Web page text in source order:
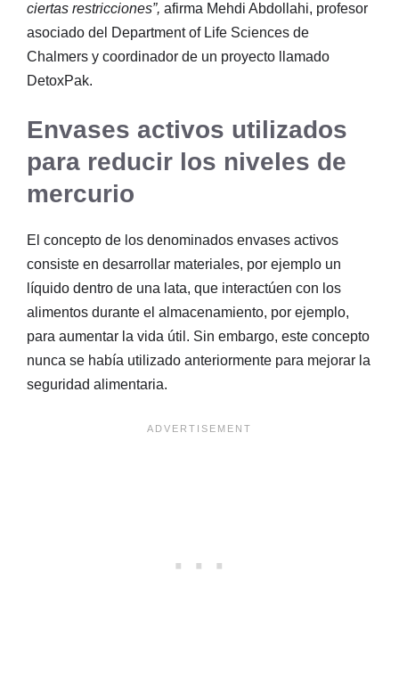
ciertas restricciones”, afirma Mehdi Abdollahi, profesor
asociado del Department of Life Sciences de
Chalmers y coordinador de un proyecto llamado
DetoxPak.
Envases activos utilizados
para reducir los niveles de
mercurio
El concepto de los denominados envases activos
consiste en desarrollar materiales, por ejemplo un
líquido dentro de una lata, que interactúen con los
alimentos durante el almacenamiento, por ejemplo,
para aumentar la vida útil. Sin embargo, este concepto
nunca se había utilizado anteriormente para mejorar la
seguridad alimentaria.